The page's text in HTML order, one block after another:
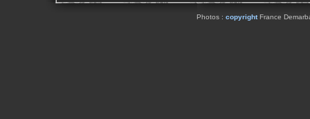
Photos : copyrightFrance